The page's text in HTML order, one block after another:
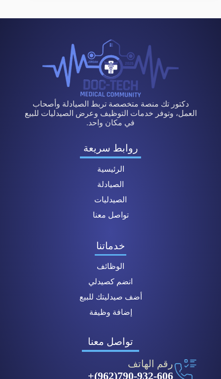
دكتور تك منصة متخصصة تربط الصيادلة وأصحاب
العمل، وتوفر خدمات التوظيف وعرض الصيدليات للبيع
في مكان واحد.
روابط سريعة
الرئيسية
الصيادلة
الصيدليات
تواصل معنا
خدماتنا
الوظائف
انضم كصيدلي
أضف صيدليتك للبيع
إضافة وظيفة
تواصل معنا
رقم الهاتف
790-932-606(962)+